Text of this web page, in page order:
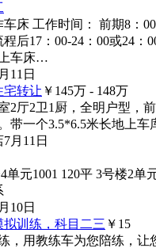
床 工作时间： 前期8：
后17：00-24：00或24：
车床…
11日
宅转让 ￥145万 - 148万
2厅2卫1厨，全明户型，
带一个3.5*6.5米长地上车
7月11日
单元1001 120平 3号楼2单
10日
训练，科目二三 ￥15
，用教练车为您陪练，让